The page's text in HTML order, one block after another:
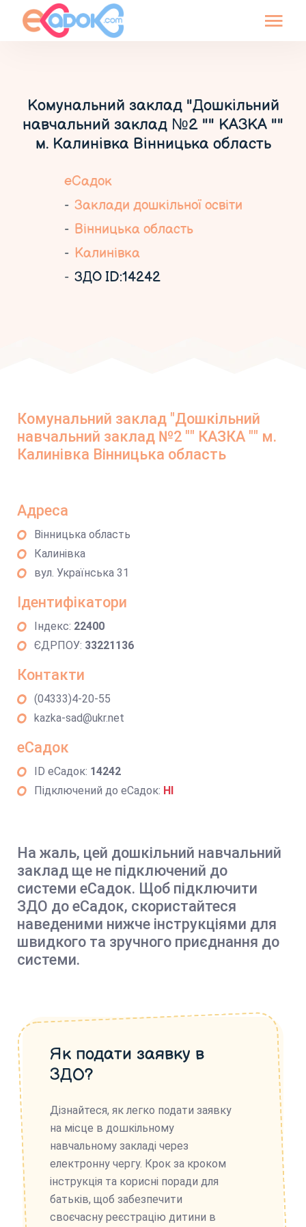
Комунальний заклад "Дошкільний
навчальний заклад №2 "" КАЗКА ""
м. Калинівка Вінницька область
еСадок
Заклади дошкільної освіти
Вінницька область
Калинівка
ЗДО ID:14242
Комунальний заклад "Дошкільний
навчальний заклад №2 "" КАЗКА "" м.
Калинівка Вінницька область
Адреса
Вінницька область
Калинівка
вул. Українська 31
Ідентифікатори
Індекс: 22400
ЄДРПОУ: 33221136
Контакти
(04333)4-20-55
kazka-sad@ukr.net
еСадок
ID еСадок: 14242
Підключений до еСадок: НІ
На жаль, цей дошкільний навчальний
заклад ще не підключений до
системи еСадок. Щоб підключити
ЗДО до еСадок, скористайтеся
наведеними нижче інструкціями для
швидкого та зручного приєднання до
системи.
Як подати заявку в
ЗДО?
Дізнайтеся, як легко подати заявку
на місце в дошкільному
навчальному закладі через
електронну чергу. Крок за кроком
інструкція та корисні поради для
батьків, щоб забезпечити
своєчасну реєстрацію дитини в